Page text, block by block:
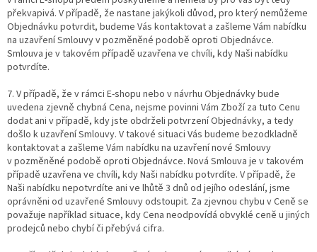
překvapivá. V případě, že nastane jakýkoli důvod, pro který nemůžeme
Objednávku potvrdit, budeme Vás kontaktovat a zašleme Vám nabídku
na uzavření Smlouvy v pozměněné podobě oproti Objednávce.
Smlouva je v takovém případě uzavřena ve chvíli, kdy Naši nabídku
potvrdíte.
7. V případě, že v rámci E-shopu nebo v návrhu Objednávky bude
uvedena zjevně chybná Cena, nejsme povinni Vám Zboží za tuto Cenu
dodat ani v případě, kdy jste obdrželi potvrzení Objednávky, a tedy
došlo k uzavření Smlouvy. V takové situaci Vás budeme bezodkladně
kontaktovat a zašleme Vám nabídku na uzavření nové Smlouvy
v pozměněné podobě oproti Objednávce. Nová Smlouva je v takovém
případě uzavřena ve chvíli, kdy Naši nabídku potvrdíte. V případě, že
Naši nabídku nepotvrdíte ani ve lhůtě 3 dnů od jejího odeslání, jsme
oprávněni od uzavřené Smlouvy odstoupit. Za zjevnou chybu v Ceně se
považuje například situace, kdy Cena neodpovídá obvyklé ceně u jiných
prodejců nebo chybí či přebývá cifra.